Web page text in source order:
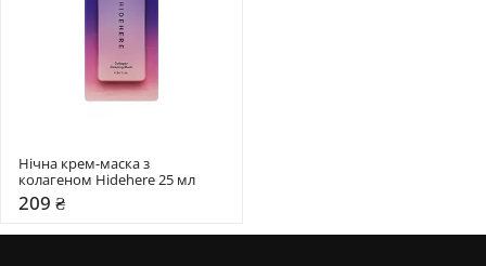
Нічна крем-маска з
колагеном Hidehere 25 мл
209 ₴